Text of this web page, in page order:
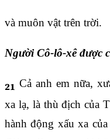
và muôn vật trên trời.
Người Cô-lô-xê được
21 Cả anh em nữa,
xa lạ, là thù địch của
hành động xấu xa